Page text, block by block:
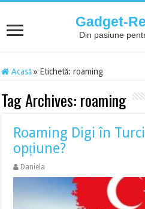
Gadget-
Din pasiune
Acasă » Etichetă:roaming
Tag Archives: roaming
Roaming Digi în
opțiune?
Daniela